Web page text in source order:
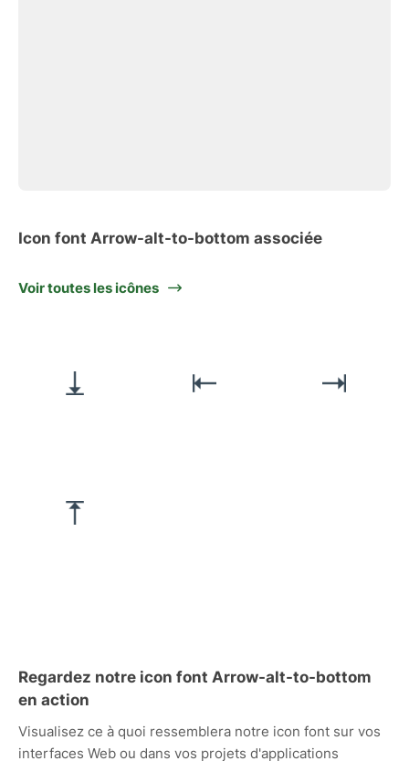
Icon font Arrow-alt-to-bottom associée
Voir toutes les icônes
Regardez notre icon font Arrow-alt-to-bottom
en action
Visualisez ce à quoi ressemblera notre icon font sur vos
interfaces Web ou dans vos projets d'applications